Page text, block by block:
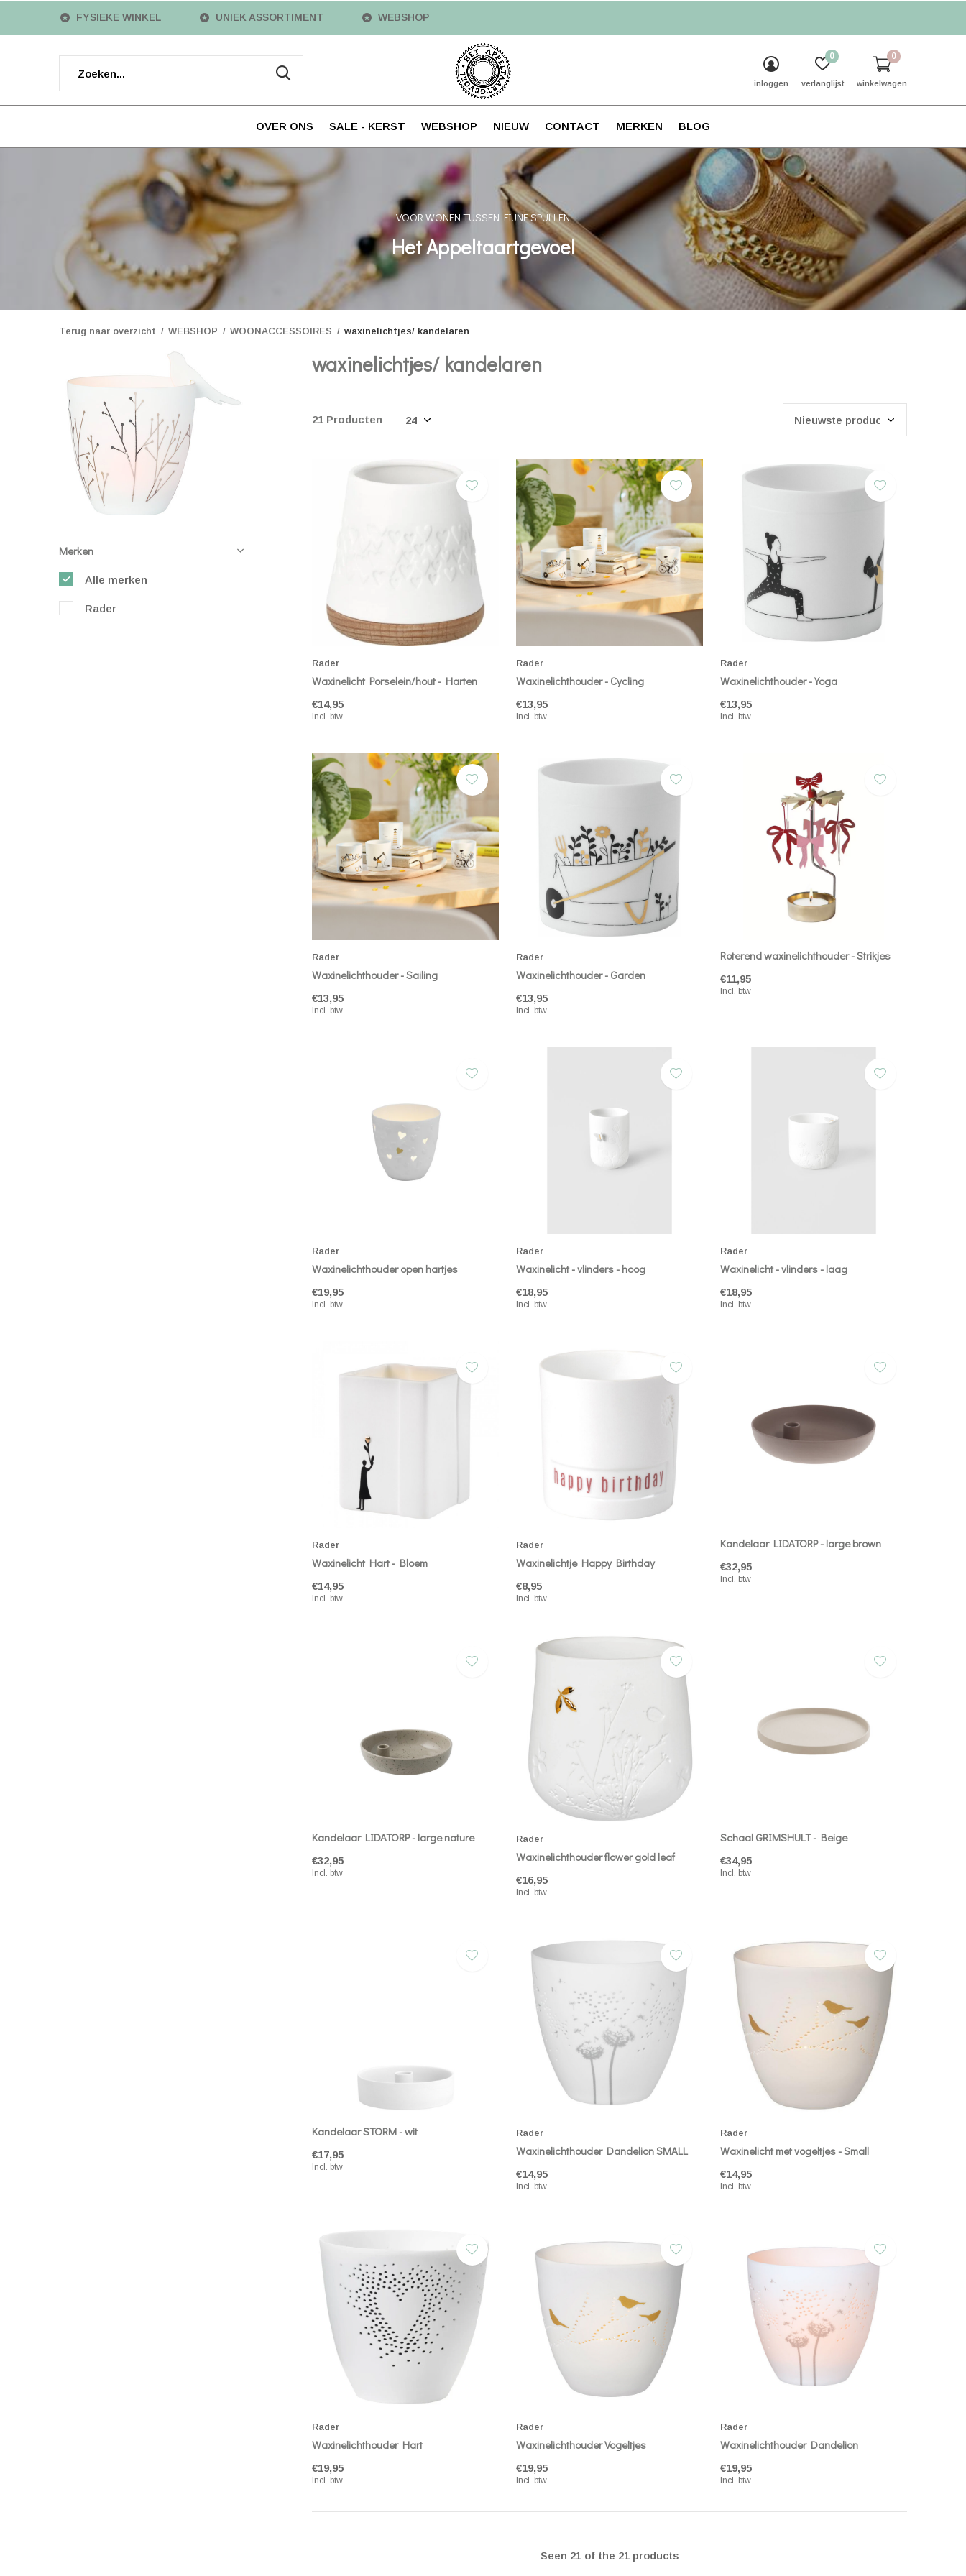
OVER ONS SALE - KERST WEBSHOP NIEUW CONTACT MERKEN BLOG
inloggen verlanglijst
0
winkelwagen
0
FYSIEKE WINKEL UNIEK ASSORTIMENT WEBSHOP
VOOR WONEN TUSSEN FIJNE SPULLEN
Het Appeltaartgevoel
Terug naar overzicht WEBSHOP WOONACCESSOIRES waxinelichtjes/ kandelaren
waxinelichtjes/ kandelaren
21 Producten
Rader
Waxinelicht Porselein/hout - Harten
€14,95
Incl. btw
Rader
Waxinelichthouder - Cycling
€13,95
Incl. btw
Rader
Waxinelichthouder - Yoga
€13,95
Incl. btw
Rader
Waxinelichthouder - Sailing
€13,95
Incl. btw
Rader
Waxinelichthouder - Garden
€13,95
Incl. btw
Roterend waxinelichthouder - Strikjes
€11,95
Incl. btw
Rader
Waxinelichthouder open hartjes
€19,95
Incl. btw
Rader
Waxinelicht - vlinders - hoog
€18,95
Incl. btw
Rader
Waxinelicht - vlinders - laag
€18,95
Incl. btw
Rader
Waxinelicht Hart - Bloem
€14,95
Incl. btw
Rader
Waxinelichtje Happy Birthday
€8,95
Incl. btw
Kandelaar LIDATORP - large brown
€32,95
Incl. btw
Kandelaar LIDATORP - large nature
€32,95
Incl. btw
Rader
Waxinelichthouder flower gold leaf
€16,95
Incl. btw
Schaal GRIMSHULT - Beige
€34,95
Incl. btw
Kandelaar STORM - wit
€17,95
Incl. btw
Rader
Waxinelichthouder Dandelion SMALL
€14,95
Incl. btw
Rader
Waxinelicht met vogeltjes - Small
€14,95
Incl. btw
Rader
Waxinelichthouder Hart
€19,95
Incl. btw
Rader
Waxinelichthouder Vogeltjes
€19,95
Incl. btw
Rader
Waxinelichthouder Dandelion
€19,95
Incl. btw
Seen 21 of the 21 products
Merken
Alle merken
Rader